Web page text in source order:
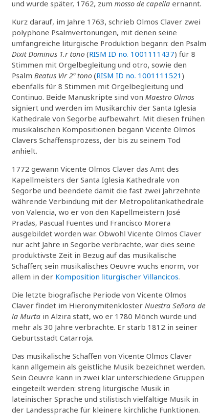
und wurde später, 1762, zum mosso de capella ernannt.
Kurz darauf, im Jahre 1763, schrieb Olmos Claver zwei
polyphone Psalmvertonungen, mit denen seine
umfangreiche liturgische Produktion begann: den Psalm
Dixit Dominus 1.r tono (RISM ID no. 1001111437) für 8
Stimmen mit Orgelbegleitung und otro, sowie den
Psalm Beatus Vir 2º tono (RISM ID no. 1001111521 )
ebenfalls für 8 Stimmen mit Orgelbegleitung und
Continuo. Beide Manuskripte sind von Maestro Olmos
signiert und werden im Musikarchiv der Santa Iglesia
Kathedrale von Segorbe aufbewahrt. Mit diesen frühen
musikalischen Kompositionen begann Vicente Olmos
Clavers Schaffensprozess, der bis zu seinem Tod
anhielt.
1772 gewann Vicente Olmos Claver das Amt des
Kapellmeisters der Santa Iglesia Kathedrale von
Segorbe und beendete damit die fast zwei Jahrzehnte
währende Verbindung mit der Metropolitankathedrale
von Valencia, wo er von den Kapellmeistern José
Pradas, Pascual Fuentes und Francisco Morera
ausgebildet worden war. Obwohl Vicente Olmos Claver
nur acht Jahre in Segorbe verbrachte, war dies seine
produktivste Zeit in Bezug auf das musikalische
Schaffen; sein musikalisches Oeuvre wuchs enorm, vor
allem in der Komposition liturgischer Villancicos.
Die letzte biografische Periode von Vicente Olmos
Claver findet im Hieronymitenkloster Nuestra Señora de
la Murta in Alzira statt, wo er 1780 Mönch wurde und
mehr als 30 Jahre verbrachte. Er starb 1812 in seiner
Geburtsstadt Catarroja.
Das musikalische Schaffen von Vicente Olmos Claver
kann allgemein als geistliche Musik bezeichnet werden.
Sein Oeuvre kann in zwei klar unterschiedene Gruppen
eingeteilt werden: streng liturgische Musik in
lateinischer Sprache und stilistisch vielfältige Musik in
der Landessprache für kleinere kirchliche Funktionen.